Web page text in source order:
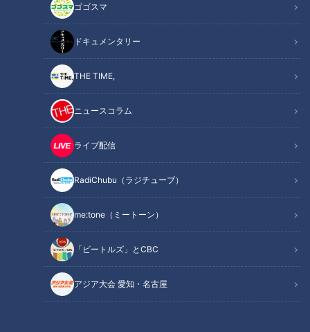
ゴゴスマ
ドキュメンタリー
THE TIME,
ニュースコラム
ライブ配信
RadiChubu（ラジチューブ）
me:tone（ミートーン）
「ビートルズ」とCBC
アジア大会 愛知・名古屋